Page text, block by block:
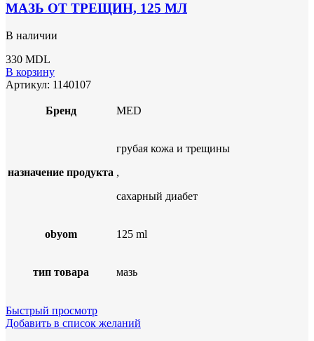
МАЗЬ ОТ ТРЕЩИН, 125 МЛ
В наличии
330 MDL
В корзину
Артикул: 1140107
Бренд MED
назначение продукта
грубая кожа и трещины
,
сахарный диабет
obyom 125 ml
тип товара мазь
Быстрый просмотр
Добавить в список желаний